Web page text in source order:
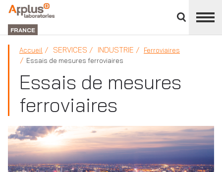
Fermer
panneau
DIVISION
LABORATORIES
FRANCE
Accueil SERVICES INDUSTRIE
Ferroviaires
Essais de mesures ferroviaires
Essais de mesures
ferroviaires